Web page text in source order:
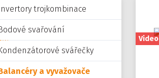
trojkombinace
svařování
svářečky
a vyvažovače
Video